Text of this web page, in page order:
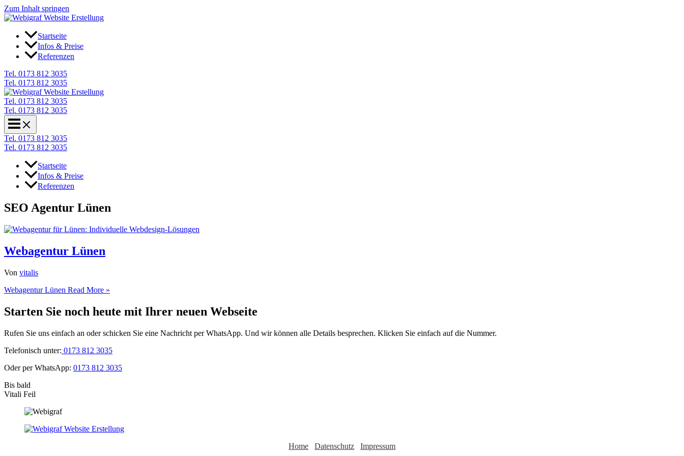
Zum Inhalt springen
Startseite
Infos & Preise
Referenzen
Tel. 0173 812 3035
Tel. 0173 812 3035
Tel. 0173 812 3035
Tel. 0173 812 3035
Tel. 0173 812 3035
Tel. 0173 812 3035
Startseite
Infos & Preise
Referenzen
SEO Agentur Lünen
Webagentur Lünen
Von vitalis
Webagentur Lünen Read More »
Starten Sie noch heute mit Ihrer neuen Webseite
Rufen Sie uns einfach an oder schicken Sie eine Nachricht per WhatsApp. Und wir können alle Details besprechen. Klicken Sie einfach auf die Nummer.
Telefonisch unter: 0173 812 3035
Oder per WhatsApp: 0173 812 3035
Bis bald
Vitali Feil
Home Datenschutz Impressum